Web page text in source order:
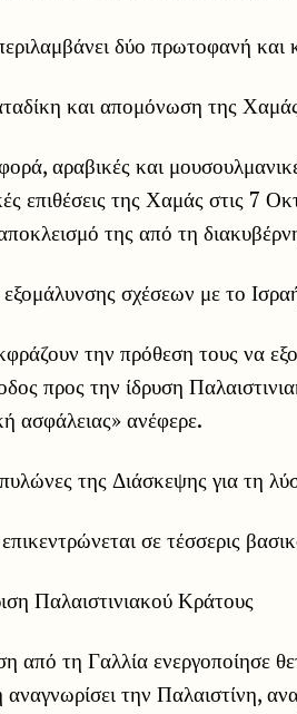
δύο πρωτοφανή και
και απομόνωση της
αραβικές και
επιθέσεις της Χαμάς στις 7
της από τη
σχέσεων με το
την πρόθεση τους να
προς την ίδρυση
ασφάλειας» ανέφερε.
πυλώνες της Διάσκεψης για τη
σε τέσσερις
Παλαιστινιακού Κράτους
από τη Γαλλία ενεργοποίησε
την Παλαιστίνη,